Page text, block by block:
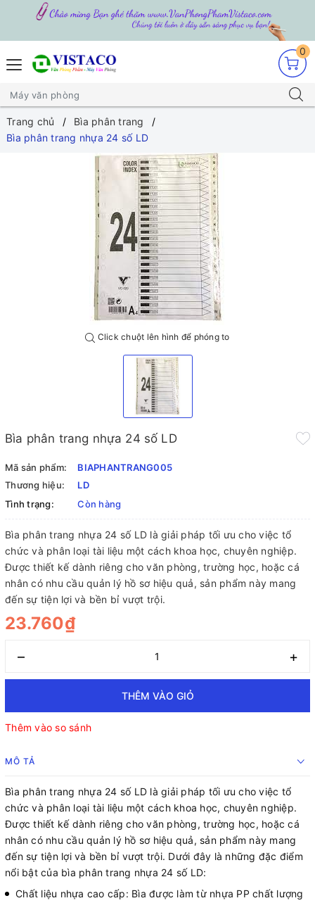
0
Trang chủ
Bìa phân trang
Bìa phân trang nhựa 24 số LD
Click chuột lên hình để phóng to
Bìa phân trang nhựa 24 số LD
Mã sản phẩm:
BIAPHANTRANG005
Thương hiệu:
LD
Tình trạng:
Còn hàng
Bìa phân trang nhựa 24 số LD là giải pháp tối ưu cho việc tổ
chức và phân loại tài liệu một cách khoa học, chuyên nghiệp.
Được thiết kế dành riêng cho văn phòng, trường học, hoặc cá
nhân có nhu cầu quản lý hồ sơ hiệu quả, sản phẩm này mang
đến sự tiện lợi và bền bỉ vượt trội.
23.760₫
– +
THÊM VÀO GIỎ
Thêm vào so sánh
MÔ TẢ
Bìa phân trang nhựa 24 số LD là giải pháp tối ưu cho việc tổ
chức và phân loại tài liệu một cách khoa học, chuyên nghiệp.
Được thiết kế dành riêng cho văn phòng, trường học, hoặc cá
nhân có nhu cầu quản lý hồ sơ hiệu quả, sản phẩm này mang
đến sự tiện lợi và bền bỉ vượt trội. Dưới đây là những đặc điểm
nổi bật của bìa phân trang nhựa 24 số LD:
Chất liệu nhựa cao cấp: Bìa được làm từ nhựa PP chất lượng